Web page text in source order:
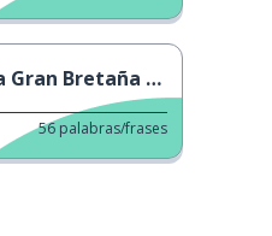
LGBT de los años 60
56 palabras/frases